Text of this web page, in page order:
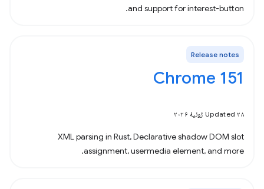
and support for interest-button.
Release notes
Chrome 151
Updated ۲۸ ژوئیهٔ ۲۰۲۶
XML parsing in Rust, Declarative shadow DOM slot
assignment, usermedia element, and more.